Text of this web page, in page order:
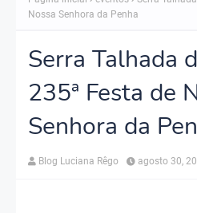
Nossa Senhora da Penha
Serra Talhada
235ª Festa de
Senhora da
Blog Luciana Rêgo agosto 30,